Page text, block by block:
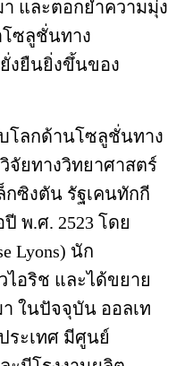
และตอกย้ำความมุ่ง
ซลูชั่นทาง
งยืนยิ่งขึ้นของ
โลกด้านโซลูชั่นทาง
จัยทางวิทยาศาสตร์
กซิงตัน รัฐเคนทักกี
พ.ศ. 2523 โดย
Lyons) นัก
อริช และได้ขยาย
ในปัจจุบัน ออลเท
ระเทศ มีศูนย์